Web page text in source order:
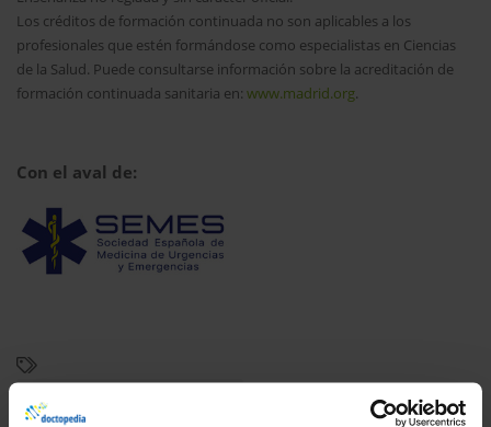
Los créditos de formación continuada no son aplicables a los
profesionales que estén formándose como especialistas en Ciencias
de la Salud. Puede consultarse información sobre la acreditación de
formación continuada sanitaria en: www.madrid.org
Con el aval de: